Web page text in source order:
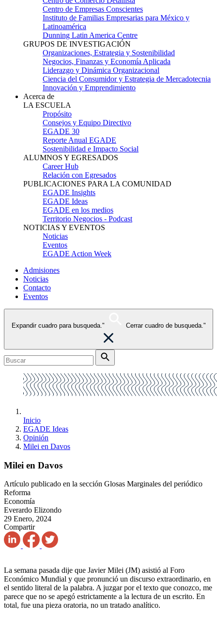
Centro de Empresas Conscientes
Instituto de Familias Empresarias para México y
Latinoamérica
Dunning Latin America Centre
GRUPOS DE INVESTIGACIÓN
Organizaciones, Estrategia y Sostenibilidad
Negocios, Finanzas y Economía Aplicada
Liderazgo y Dinámica Organizacional
Ciencia del Consumidor y Estrategia de Mercadotecnia
Innovación y Emprendimiento
Acerca de
LA ESCUELA
Propósito
Consejos y Equipo Directivo
EGADE 30
Reporte Anual EGADE
Sostenibilidad e Impacto Social
ALUMNOS Y EGRESADOS
Career Hub
Relación con Egresados
PUBLICACIONES PARA LA COMUNIDAD
EGADE Insights
EGADE Ideas
EGADE en los medios
Territorio Negocios - Podcast
NOTICIAS Y EVENTOS
Noticias
Eventos
EGADE Action Week
Admisiones
Noticias
Contacto
Eventos
Expandir cuadro para busqueda." Cerrar cuadro de busqueda."
Inicio
EGADE Ideas
Opinión
Milei en Davos
Milei en Davos
Artículo publicado en la sección Glosas Marginales del periódico
Reforma
Economía
Everardo Elizondo
29 Enero, 2024
Compartir
La semana pasada dije que Javier Milei (JM) asistió al Foro
Económico Mundial y que pronunció un discurso extraordinario, en
el sentido literal de la palabra. A juzgar por el texto que conozco, me
parece que no se apegó estrictamente a la lectura de un escrito. En
total, fue una pieza oratoria, no un tratado analítico.